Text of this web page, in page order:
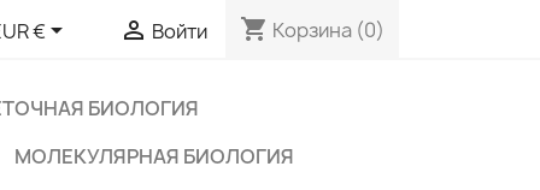
€  Войти shopping_cart Корзина (0)
БИОЛОГИЯ
МОЛЕКУЛЯРНАЯ БИОЛОГИЯ